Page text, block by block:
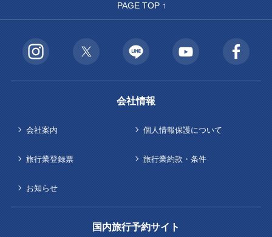
PAGE TOP ↑
会社情報
会社案内 個人情報保護について
旅行業登録票 旅行業約款・条件
お知らせ
国内旅行予約サイト